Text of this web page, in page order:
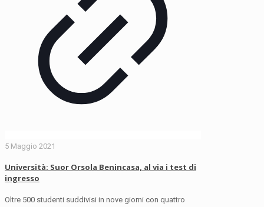
5 Maggio 2021
Università: Suor Orsola Benincasa, al via i test di
ingresso
Oltre 500 studenti suddivisi in nove giorni con quattro